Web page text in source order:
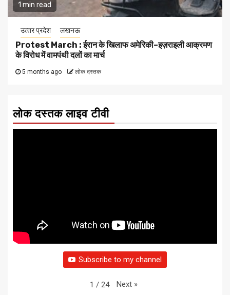
1 min read
उत्‍तर प्रदेश लखनऊ
Protest March : ईरान के खिलाफ अमेरिकी–इज़राइली आक्रमण
के विरोध में वामपंथी दलों का मार्च
5 months ago लोक दस्तक
लोक दस्तक लाइव टीवी
Subscribe to my channel
1 / 24 Next »